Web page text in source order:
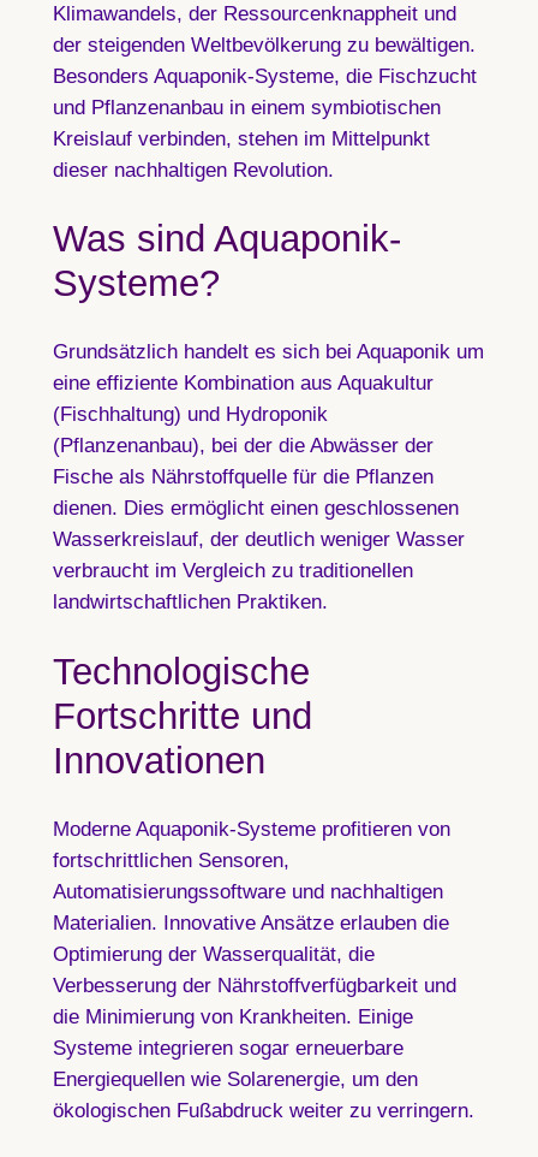
Klimawandels, der Ressourcenknappheit und
der steigenden Weltbevölkerung zu bewältigen.
Besonders Aquaponik-Systeme, die Fischzucht
und Pflanzenanbau in einem symbiotischen
Kreislauf verbinden, stehen im Mittelpunkt
dieser nachhaltigen Revolution.
Was sind Aquaponik-
Systeme?
Grundsätzlich handelt es sich bei Aquaponik um
eine effiziente Kombination aus Aquakultur
(Fischhaltung) und Hydroponik
(Pflanzenanbau), bei der die Abwässer der
Fische als Nährstoffquelle für die Pflanzen
dienen. Dies ermöglicht einen geschlossenen
Wasserkreislauf, der deutlich weniger Wasser
verbraucht im Vergleich zu traditionellen
landwirtschaftlichen Praktiken.
Technologische
Fortschritte und
Innovationen
Moderne Aquaponik-Systeme profitieren von
fortschrittlichen Sensoren,
Automatisierungssoftware und nachhaltigen
Materialien. Innovative Ansätze erlauben die
Optimierung der Wasserqualität, die
Verbesserung der Nährstoffverfügbarkeit und
die Minimierung von Krankheiten. Einige
Systeme integrieren sogar erneuerbare
Energiequellen wie Solarenergie, um den
ökologischen Fußabdruck weiter zu verringern.